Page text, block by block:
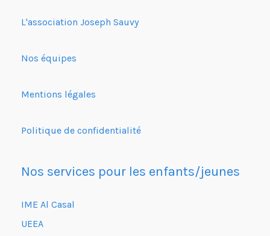
L'association Joseph Sauvy
Nos équipes
Mentions légales
Politique de confidentialité
Nos services pour les enfants/jeunes
IME Al Casal
UEEA